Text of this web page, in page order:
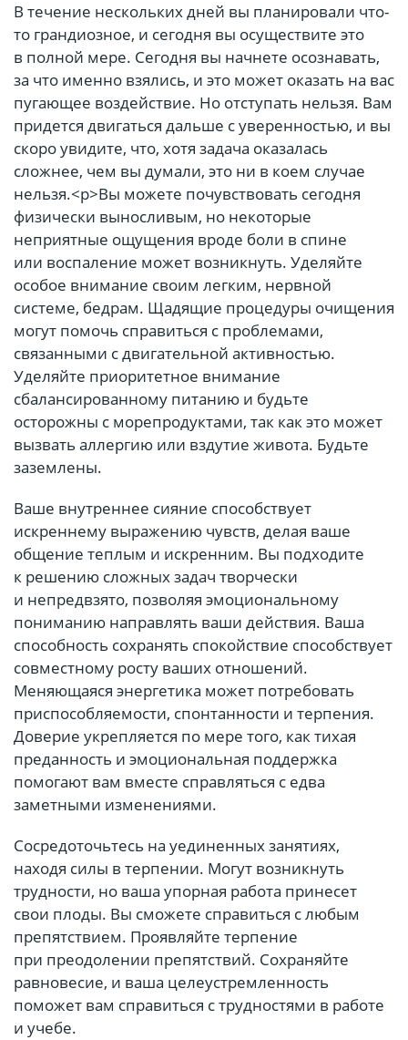
В течение нескольких дней вы планировали что-
то грандиозное, и сегодня вы осуществите это
в полной мере. Сегодня вы начнете осознавать,
за что именно взялись, и это может оказать на вас
пугающее воздействие. Но отступать нельзя. Вам
придется двигаться дальше с уверенностью, и вы
скоро увидите, что, хотя задача оказалась
сложнее, чем вы думали, это ни в коем случае
нельзя.<р>Вы можете почувствовать сегодня
физически выносливым, но некоторые
неприятные ощущения вроде боли в спине
или воспаление может возникнуть. Уделяйте
особое внимание своим легким, нервной
системе, бедрам. Щадящие процедуры очищения
могут помочь справиться с проблемами,
связанными с двигательной активностью.
Уделяйте приоритетное внимание
сбалансированному питанию и будьте
осторожны с морепродуктами, так как это может
вызвать аллергию или вздутие живота. Будьте
заземлены.
Ваше внутреннее сияние способствует
искреннему выражению чувств, делая ваше
общение теплым и искренним. Вы подходите
к решению сложных задач творчески
и непредвзято, позволяя эмоциональному
пониманию направлять ваши действия. Ваша
способность сохранять спокойствие способствует
совместному росту ваших отношений.
Меняющаяся энергетика может потребовать
приспособляемости, спонтанности и терпения.
Доверие укрепляется по мере того, как тихая
преданность и эмоциональная поддержка
помогают вам вместе справляться с едва
заметными изменениями.
Сосредоточьтесь на уединенных занятиях,
находя силы в терпении. Могут возникнуть
трудности, но ваша упорная работа принесет
свои плоды. Вы сможете справиться с любым
препятствием. Проявляйте терпение
при преодолении препятствий. Сохраняйте
равновесие, и ваша целеустремленность
поможет вам справиться с трудностями в работе
и учебе.